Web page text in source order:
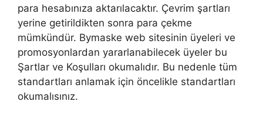
para hesabınıza aktarılacaktır. Çevrim şartları
yerine getirildikten sonra para çekme
mümkündür. Bymaske web sitesinin üyeleri ve
promosyonlardan yararlanabilecek üyeler bu
Şartlar ve Koşulları okumalıdır. Bu nedenle tüm
standartları anlamak için öncelikle standartları
okumalısınız.